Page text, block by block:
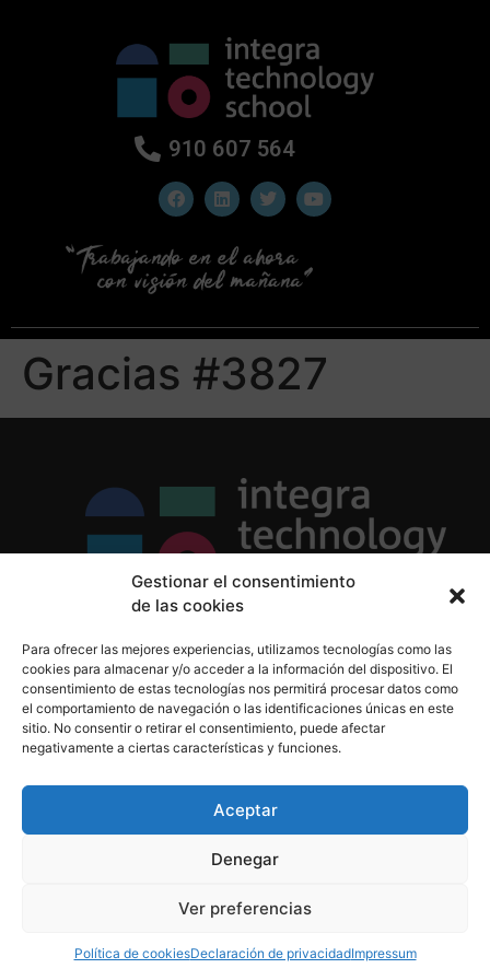
Gestionar el consentimiento
de las cookies
Para ofrecer las mejores experiencias, utilizamos tecnologías como las
cookies para almacenar y/o acceder a la información del dispositivo. El
consentimiento de estas tecnologías nos permitirá procesar datos como
el comportamiento de navegación o las identificaciones únicas en este
sitio. No consentir o retirar el consentimiento, puede afectar
negativamente a ciertas características y funciones.
Aceptar
Denegar
Ver preferencias
Política de cookiesDeclaración de privacidadImpressum
910 607 564
Gracias #3827
Política de Cookies
Aviso Legal
910 607 564
derechos reservados